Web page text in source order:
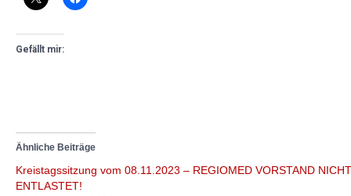
Gefällt mir:
Ähnliche Beiträge
Kreistagssitzung vom 08.11.2023 – REGIOMED VORSTAND NICHT
ENTLASTET!